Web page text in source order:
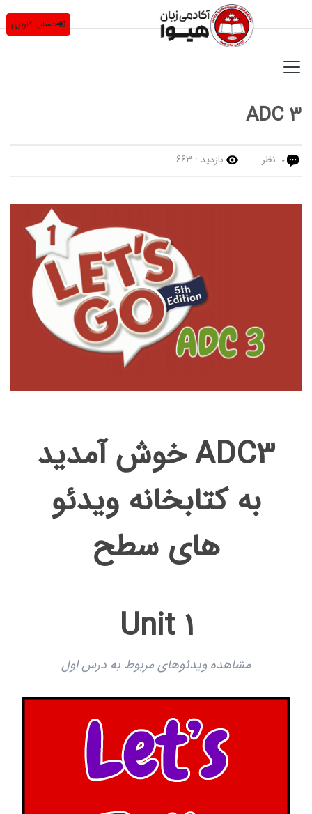
حساب کاربری
ADC 3
0 نظر بازدید : 663
خوش آمدید ADC3
به کتابخانه ویدئو
های سطح
Unit 1
مشاهده ویدئوهای مربوط به درس اول